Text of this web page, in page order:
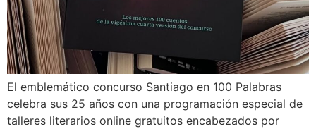
El emblemático concurso Santiago en 100 Palabras
celebra sus 25 años con una programación especial de
talleres literarios online gratuitos encabezados por